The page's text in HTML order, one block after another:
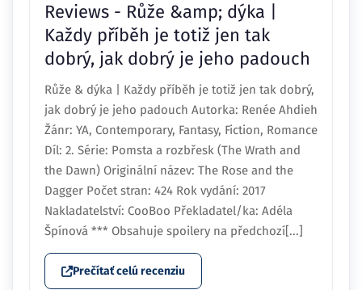
Reviews - Růže &amp; dýka |
Každy příběh je totiž jen tak
dobrý, jak dobrý je jeho padouch
Růže & dýka | Každy příběh je totiž jen tak dobrý,
jak dobrý je jeho padouch Autorka: Renée Ahdieh
Žánr: YA, Contemporary, Fantasy, Fiction, Romance
Díl: 2. Série: Pomsta a rozbřesk (The Wrath and
the Dawn) Originální název: The Rose and the
Dagger Počet stran: 424 Rok vydání: 2017
Nakladatelství: CooBoo Překladatel/ka: Adéla
Špínová *** Obsahuje spoilery na předchozí[...]
Prečítať celú recenziu